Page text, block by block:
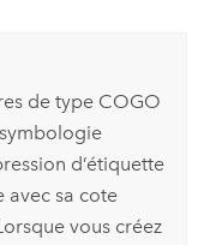
de type COGO
d’étiquette
avec sa cote
vous créez